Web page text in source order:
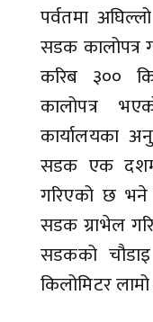
पर्वतमा
सडक कालोपत्र
करिब ३००
कालोपत्र
कार्यालयका
सडक एक
गरिएको छ
सडक ग्राभेल
सडकको
किलोमिटर